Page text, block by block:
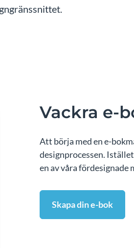
Vackra e-
Att börja med en e-
designprocessen.
en av våra fördesignade
Skapa din e-bok